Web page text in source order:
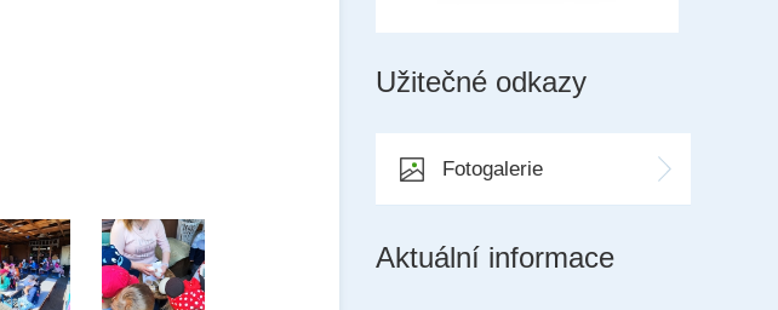
Užitečné odkazy
Fotogalerie
Aktuální informace